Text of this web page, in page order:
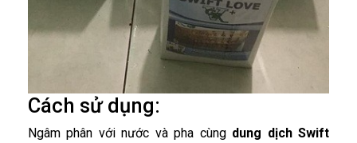
Cách sử dụng:
Ngâm phân với nước và pha cùng dung dịch Swift